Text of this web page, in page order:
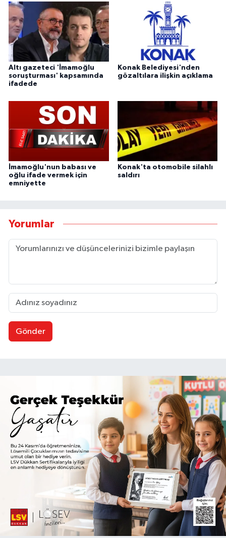
Altı gazeteci 'İmamoğlu
soruşturması' kapsamında
ifadede
Konak Belediyesi'nden
gözaltılara ilişkin açıklama
İmamoğlu'nun babası ve
oğlu ifade vermek için
emniyette
Konak'ta otomobile silahlı
saldırı
Yorumlar
Gönder